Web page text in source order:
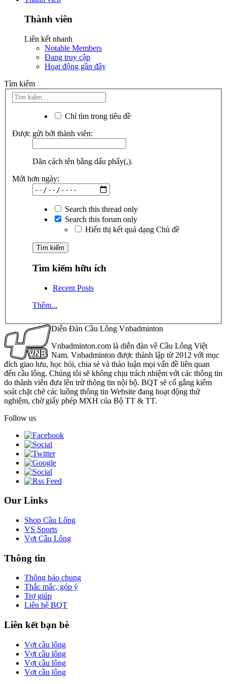
Thành viên
Liên kết nhanh
Notable Members
Đang truy cập
Hoạt động gần đây
Tìm kiếm
Chỉ tìm trong tiêu đề
Được gửi bởi thành viên:
Dãn cách tên bằng dấu phẩy(,).
Mới hơn ngày:
Search this thread only
Search this forum only
Hiển thị kết quả dạng Chủ đề
Tìm kiếm hữu ích
Recent Posts
Thêm...
Diễn Đàn Cầu Lông Vnbadminton
Vnbadminton.com là diễn đàn về Cầu Lông Việt
Nam. Vnbadminton được thành lập từ 2012 với mục
đích giao lưu, học hỏi, chia sẻ và thảo luận mọi vấn đề liên quan
đến cầu lông. Chúng tôi sẽ không chịu trách nhiệm với các thông tin
do thành viên đưa lên trừ thông tin nội bộ. BQT sẽ cố gắng kiểm
soát chặt chẽ các luồng thông tin Website đang hoạt động thử
nghiệm, chờ giấy phép MXH của Bộ TT & TT.
Follow us
Our Links
Shop Cầu Lông
VS Sports
Vợt Cầu Lông
Thông tin
Thông báo chung
Thắc mắc, góp ý
Trợ giúp
Liên hệ BQT
Liên kết bạn bè
Vợt cầu lông
Vợt cầu lông
Vợt cầu lông
Vợt cầu lông